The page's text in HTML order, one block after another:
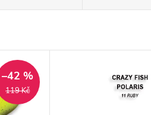
119 Kč
–42 %